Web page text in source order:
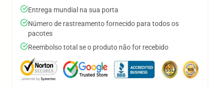
Entrega mundial na sua porta
Número de rastreamento fornecido para todos os
pacotes
Reembolso total se o produto não for recebido